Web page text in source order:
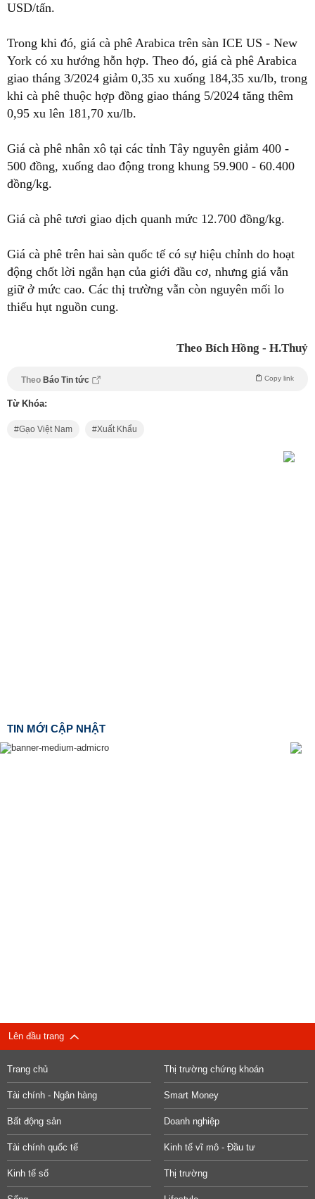
USD/tấn.
Trong khi đó, giá cà phê Arabica trên sàn ICE US - New
York có xu hướng hỗn hợp. Theo đó, giá cà phê Arabica
giao tháng 3/2024 giảm 0,35 xu xuống 184,35 xu/lb, trong
khi cà phê thuộc hợp đồng giao tháng 5/2024 tăng thêm
0,95 xu lên 181,70 xu/lb.
Giá cà phê nhân xô tại các tỉnh Tây nguyên giảm 400 -
500 đồng, xuống dao động trong khung 59.900 - 60.400
đồng/kg.
Giá cà phê tươi giao dịch quanh mức 12.700 đồng/kg.
Giá cà phê trên hai sàn quốc tế có sự hiệu chỉnh do hoạt
động chốt lời ngắn hạn của giới đầu cơ, nhưng giá vẫn
giữ ở mức cao. Các thị trường vẫn còn nguyên mối lo
thiếu hụt nguồn cung.
Theo Bích Hồng - H.Thuỷ
Theo Báo Tin tức Copy link
Từ Khóa:
Gạo Việt Nam Xuất Khẩu
TIN MỚI CẬP NHẬT
Lên đầu trang
Trang chủ Thị trường chứng khoán
Tài chính - Ngân hàng Smart Money
Bất động sản Doanh nghiệp
Tài chính quốc tế Kinh tế vĩ mô - Đầu tư
Kinh tế số Thị trường